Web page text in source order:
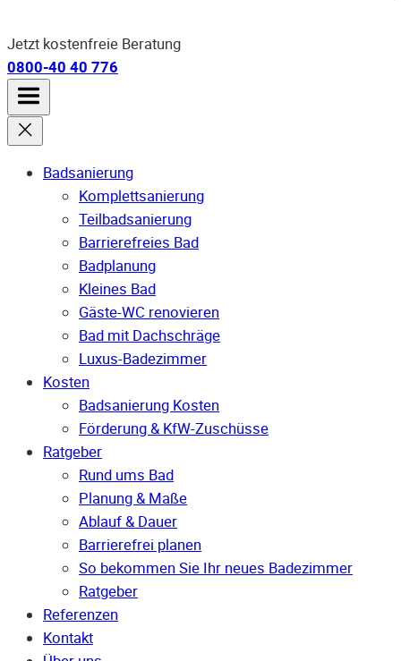
Jetzt kostenfreie Beratung
0800-40 40 776
Badsanierung
Komplettsanierung
Teilbadsanierung
Barrierefreies Bad
Badplanung
Kleines Bad
Gäste-WC renovieren
Bad mit Dachschräge
Luxus-Badezimmer
Kosten
Badsanierung Kosten
Förderung & KfW-Zuschüsse
Ratgeber
Rund ums Bad
Planung & Maße
Ablauf & Dauer
Barrierefrei planen
So bekommen Sie Ihr neues Badezimmer
Ratgeber
Referenzen
Kontakt